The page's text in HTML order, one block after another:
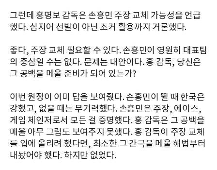
그런데 홍명보 감독은 손흥민 주장 교체 가능성을 언급
했다. 심지어 선발이 아닌 조커 활용까지 거론했다.
좋다, 주장 교체 필요할 수 있다. 손흥민이 영원히 대표팀
의 중심일 수는 없다. 문제는 대안이다. 홍 감독, 당신은
그 공백을 메울 준비가 되어 있는가?
이번 원정이 이미 답을 보여줬다. 손흥민이 뛸 때 한국은
강했고, 없을 때는 무기력했다. 손흥민은 주장, 에이스,
게임 체인저로서 모든 걸 증명했다. 홍 감독은 그 공백을
메울 아무 그림도 보여주지 못했다. 홍 감독이 주장 교체
를 입에 올리려 했다면, 최소한 그 간극을 메울 해법부터
내놨어야 했다. 하지만 없었다.